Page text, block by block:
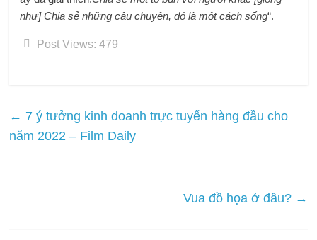
như] Chia sẻ những câu chuyện, đó là một cách sống“.
Post Views: 479
← 7 ý tưởng kinh doanh trực tuyến hàng đầu cho
năm 2022 – Film Daily
Vua đồ họa ở đâu? →